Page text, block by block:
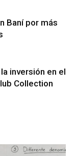
Baní por más
inversión en el
Collection